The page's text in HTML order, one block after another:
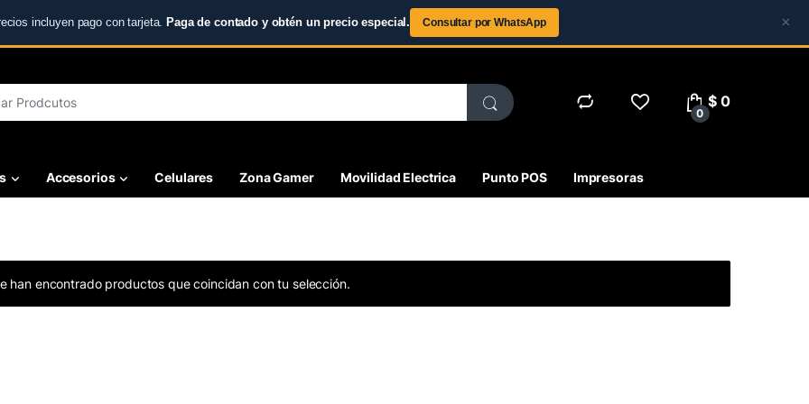
incluyen pago con tarjeta. Paga de contado y obtén un precio especial. Consultar por WhatsApp ×
0
$ 0
Accesorios Celulares Zona Gamer Movilidad Electrica Punto POS Impresoras
han encontrado productos que coincidan con tu selección.